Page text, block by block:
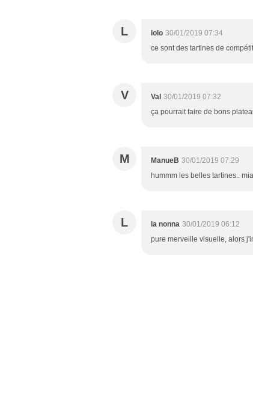
L lolo 30/01/2019 07:34
ce sont des tartines de
V Val 30/01/2019 07:32
ça pourrait faire de bons
M ManueB 30/01/2019 07:29
hummm les belles tartines..
L la nonna 30/01/2019 06:12
pure merveille visuelle, alors